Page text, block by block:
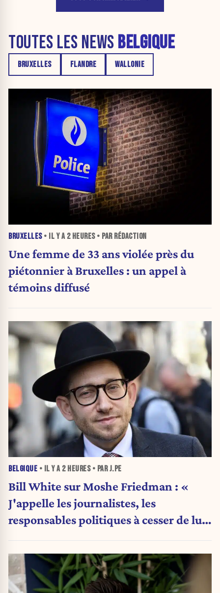
TOUTES LES NEWS BELGIQUE
BRUXELLES FLANDRE WALLONIE
BRUXELLES• IL Y A 2 HEURES• PAR RÉDACTION
Une femme de 33 ans violée près du
piétonnier à Bruxelles : un appel à
témoins diffusé
BELGIQUE • IL Y A 2 HEURES• PAR J.PE
Bill White sur Moshe Friedman : «
J'appelle les journalistes, les
responsables politiques à cesser de lui